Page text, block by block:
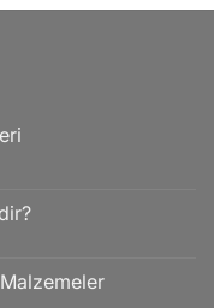
Malzemeler